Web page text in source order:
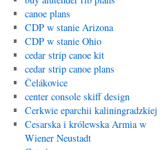
canoe plans
CDP w stanie Arizona
CDP w stanie Ohio
cedar strip canoe kit
cedar strip canoe plans
Čelákovice
center console skiff design
Cerkwie eparchii kaliningradzkiej
Cesarska i królewska Armia w
Wiener Neustadt